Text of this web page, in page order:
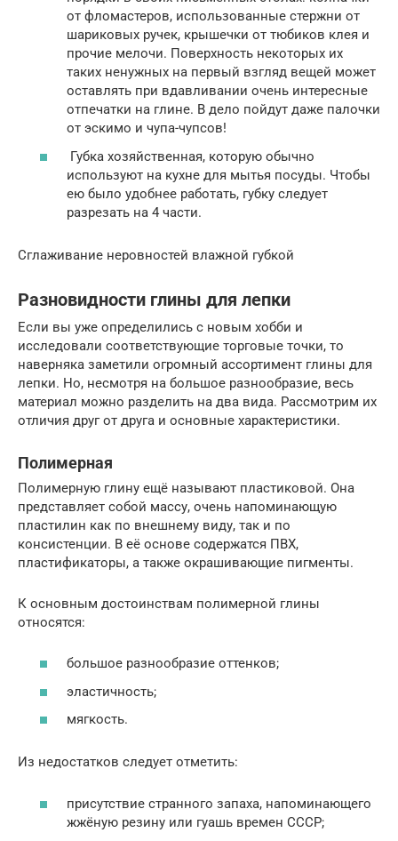
от фломастеров, использованные стержни от
шариковых ручек, крышечки от тюбиков клея и
прочие мелочи. Поверхность некоторых их
таких ненужных на первый взгляд вещей может
оставлять при вдавливании очень интересные
отпечатки на глине. В дело пойдут даже палочки
от эскимо и чупа-чупсов!
Губка хозяйственная, которую обычно
используют на кухне для мытья посуды. Чтобы
ею было удобнее работать, губку следует
разрезать на 4 части.
Сглаживание неровностей влажной губкой
Разновидности глины для лепки
Если вы уже определились с новым хобби и
исследовали соответствующие торговые точки, то
наверняка заметили огромный ассортимент глины для
лепки. Но, несмотря на большое разнообразие, весь
материал можно разделить на два вида. Рассмотрим их
отличия друг от друга и основные характеристики.
Полимерная
Полимерную глину ещё называют пластиковой. Она
представляет собой массу, очень напоминающую
пластилин как по внешнему виду, так и по
консистенции. В её основе содержатся ПВХ,
пластификаторы, а также окрашивающие пигменты.
К основным достоинствам полимерной глины
относятся:
большое разнообразие оттенков;
эластичность;
мягкость.
Из недостатков следует отметить:
присутствие странного запаха, напоминающего
жжёную резину или гуашь времен СССР;